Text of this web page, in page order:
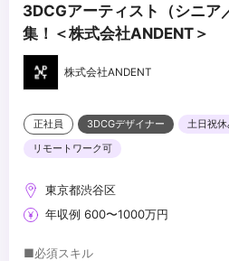
3DCGアーティスト（シニア
集！＜株式会社ANDENT＞
株式会社ANDENT
正社員 3DCGデザイナー 土日祝
リモートワーク可
東京都渋谷区
年収例 600〜1000万円
■必須スキル